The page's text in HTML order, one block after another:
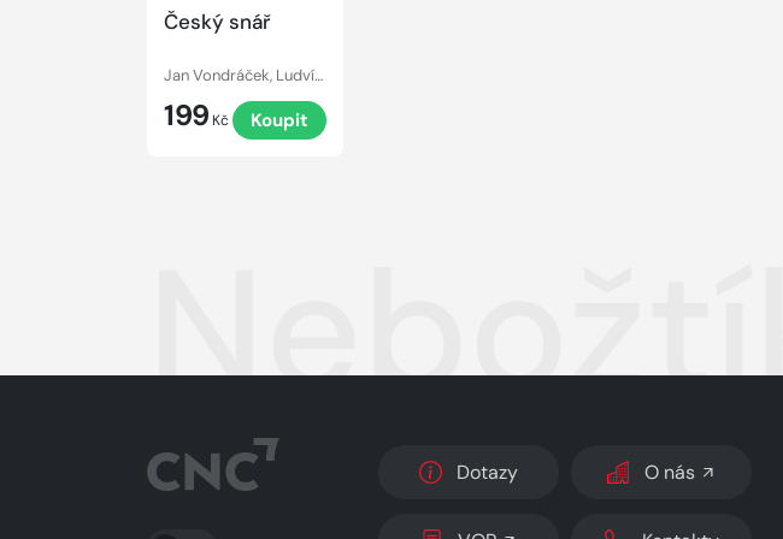
Český snář
Jan Vondráček, Ludvík Vaculík
199 Kč Koupit
Dotazy O nás